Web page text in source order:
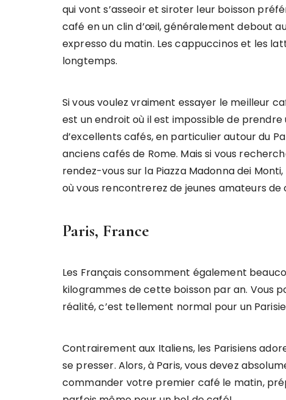
qui vont s’asseoir et siroter leur boisson
café en un clin d’œil, généralement debout
expresso du matin. Les cappuccinos et les
longtemps.
Si vous voulez vraiment essayer le meilleur
est un endroit où il est impossible de
d’excellents cafés, en particulier autour du
anciens cafés de Rome. Mais si vous
rendez-vous sur la Piazza Madonna dei
où vous rencontrerez de jeunes amateurs de
Paris, France
Les Français consomment également
kilogrammes de cette boisson par an. Vous
réalité, c’est tellement normal pour un
Contrairement aux Italiens, les Parisiens
se presser. Alors, à Paris, vous devez
commander votre premier café le matin,